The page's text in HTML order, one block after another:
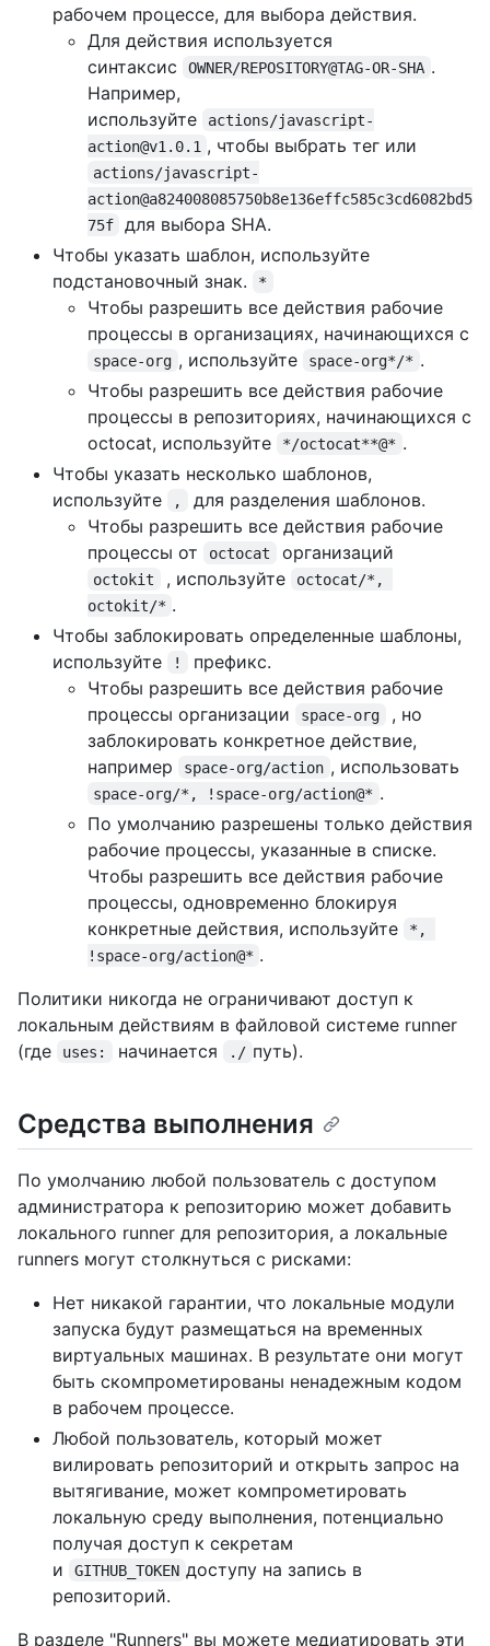
рабочем процессе, для выбора действия.
Для действия используется
синтаксис
OWNER/REPOSITORY@TAG-OR-SHA .
Например,
используйте
actions/javascript-
action@v1.0.1 , чтобы выбрать тег или
actions/javascript-
action@a824008085750b8e136effc585c3cd6082bd5
75f
для выбора SHA.
Чтобы указать шаблон, используйте
подстановочный знак.
*
Чтобы разрешить все действия рабочие
процессы в организациях, начинающихся с
space-org , используйте space-org*/* .
Чтобы разрешить все действия рабочие
процессы в репозиториях, начинающихся с
octocat, используйте
*/octocat**@* .
Чтобы указать несколько шаблонов,
используйте
,
для разделения шаблонов.
Чтобы разрешить все действия рабочие
процессы от
octocat организаций
octokit , используйте
octocat/*,
octokit/* .
Чтобы заблокировать определенные шаблоны,
используйте
!
префикс.
Чтобы разрешить все действия рабочие
процессы организации
space-org
, но
заблокировать конкретное действие,
например
space-org/action , использовать
space-org/*, !space-org/action@* .
По умолчанию разрешены только действия
рабочие процессы, указанные в списке.
Чтобы разрешить все действия рабочие
процессы, одновременно блокируя
конкретные действия, используйте
*,
!space-org/action@* .
Политики никогда не ограничивают доступ к
локальным действиям в файловой системе runner
(где
uses: начинается ./ путь).
Средства выполнения
По умолчанию любой пользователь с доступом
администратора к репозиторию может добавить
локального runner для репозитория, а локальные
runners могут столкнуться с рисками:
Нет никакой гарантии, что локальные модули
запуска будут размещаться на временных
виртуальных машинах. В результате они могут
быть скомпрометированы ненадежным кодом
в рабочем процессе.
Любой пользователь, который может
вилировать репозиторий и открыть запрос на
вытягивание, может компрометировать
локальную среду выполнения, потенциально
получая доступ к секретам
и
GITHUB_TOKEN доступу на запись в
репозиторий.
В разделе "Runners" вы можете медиатировать эти